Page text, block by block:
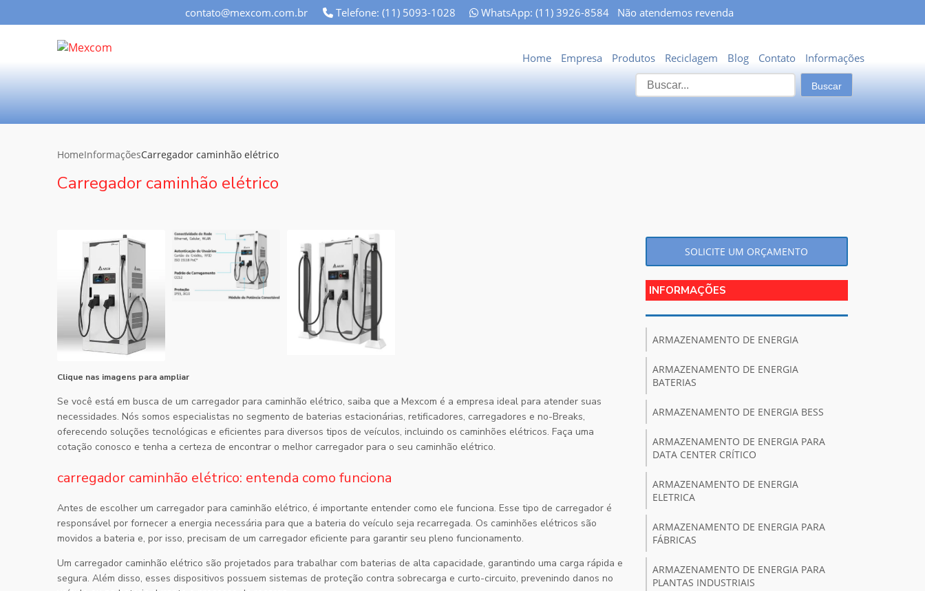
contato@mexcom.com.br Telefone: (11) 5093-1028 WhatsApp: (11) 3926-8584 Não atendemos revenda
Home Empresa Produtos Reciclagem Blog Contato Informações
HomeInformaçõesCarregador caminhão elétrico
Carregador caminhão elétrico
Clique nas imagens para ampliar
Se você está em busca de um carregador para caminhão elétrico, saiba que a Mexcom é a empresa ideal para atender suas
necessidades. Nós somos especialistas no segmento de baterias estacionárias, retificadores, carregadores e no-Breaks,
oferecendo soluções tecnológicas e eficientes para diversos tipos de veículos, incluindo os caminhões elétricos. Faça uma
cotação conosco e tenha a certeza de encontrar o melhor carregador para o seu caminhão elétrico.
carregador caminhão elétrico: entenda como funciona
Antes de escolher um carregador para caminhão elétrico, é importante entender como ele funciona. Esse tipo de carregador é
responsável por fornecer a energia necessária para que a bateria do veículo seja recarregada. Os caminhões elétricos são
movidos a bateria e, por isso, precisam de um carregador eficiente para garantir seu pleno funcionamento.
Um carregador caminhão elétrico são projetados para trabalhar com baterias de alta capacidade, garantindo uma carga rápida e
segura. Além disso, esses dispositivos possuem sistemas de proteção contra sobrecarga e curto-circuito, prevenindo danos no
SOLICITE UM ORÇAMENTO
INFORMAÇÕES
ARMAZENAMENTO DE ENERGIA
ARMAZENAMENTO DE ENERGIA
BATERIAS
ARMAZENAMENTO DE ENERGIA BESS
ARMAZENAMENTO DE ENERGIA PARA
DATA CENTER CRÍTICO
ARMAZENAMENTO DE ENERGIA
ELETRICA
ARMAZENAMENTO DE ENERGIA PARA
FÁBRICAS
ARMAZENAMENTO DE ENERGIA PARA
PLANTAS INDUSTRIAIS